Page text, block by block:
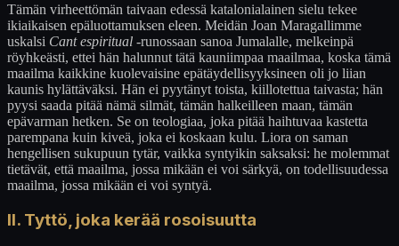
Tämän virheettömän taivaan edessä katalonialainen sielu tekee
ikiaikaisen epäluottamuksen eleen. Meidän Joan Maragallimme
uskalsi Cant espiritual -runossaan sanoa Jumalalle, melkeinpä
röyhkeästi, ettei hän halunnut tätä kauniimpaa maailmaa, koska tämä
maailma kaikkine kuolevaisine epätäydellisyyksineen oli jo liian
kaunis hylättäväksi. Hän ei pyytänyt toista, kiillotettua taivasta; hän
pyysi saada pitää nämä silmät, tämän halkeilleen maan, tämän
epävarman hetken. Se on teologiaa, joka pitää haihtuvaa kastetta
parempana kuin kiveä, joka ei koskaan kulu. Liora on saman
hengellisen sukupuun tytär, vaikka syntyikin saksaksi: he molemmat
tietävät, että maailma, jossa mikään ei voi särkyä, on todellisuudessa
maailma, jossa mikään ei voi syntyä.
II. Tyttö, joka kerää rosoisuutta